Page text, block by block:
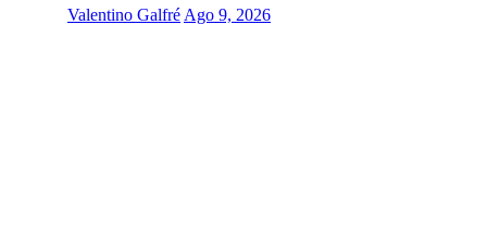
Valentino Galfré Ago 9, 2026